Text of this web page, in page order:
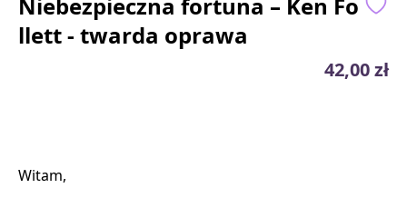
Niebezpieczna fortuna – Ken Fo
llett - twarda oprawa
42,00 zł
Witam,